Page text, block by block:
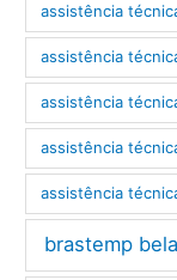
assistência
assistência
assistência
assistência
assistência
brastemp